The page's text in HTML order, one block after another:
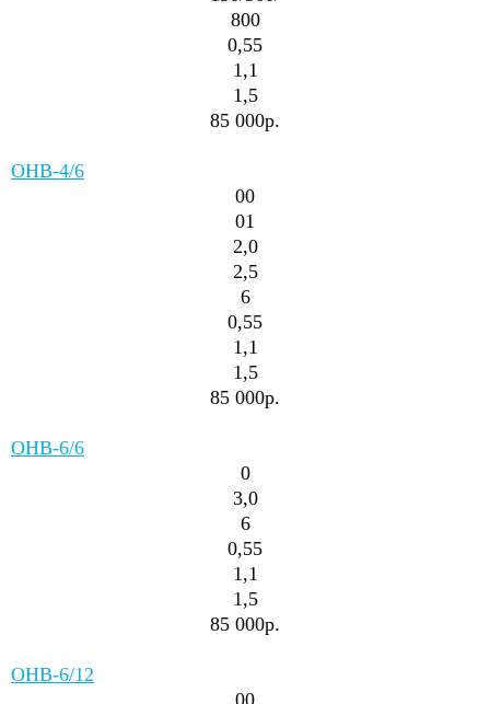
800
0,55
1,1
1,5
85 000р.
ОНВ-4/6
00
01
2,0
2,5
6
0,55
1,1
1,5
85 000р.
ОНВ-6/6
0
3,0
6
0,55
1,1
1,5
85 000р.
ОНВ-6/12
00